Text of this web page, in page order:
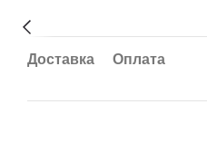
Доставка Оплата